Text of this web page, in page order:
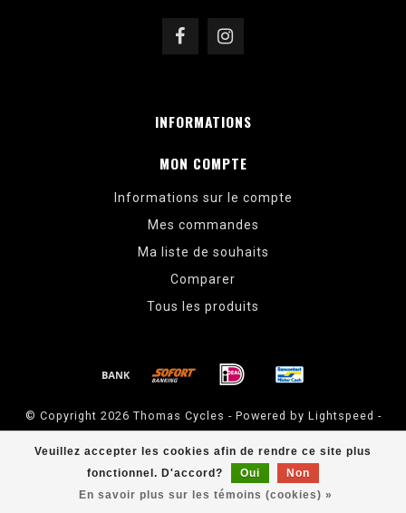
Veuillez accepter les cookies afin de rendre ce site plus
fonctionnel. D'accord?
Oui
Non
En savoir plus sur les témoins (cookies) »
INFORMATIONS
MON COMPTE
Informations sur le compte
Mes commandes
Ma liste de souhaits
Comparer
Tous les produits
© Copyright 2026 Thomas Cycles - Powered by Lightspeed -
Theme byDyvelopment
Thomas Cycles scores a out of14évaluations at